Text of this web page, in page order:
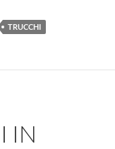
TRUCCHI
IN